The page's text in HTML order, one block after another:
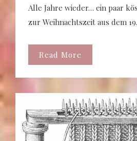
Alle Jahre wieder… ein paar
zur Weihnachtszeit aus dem
Read More